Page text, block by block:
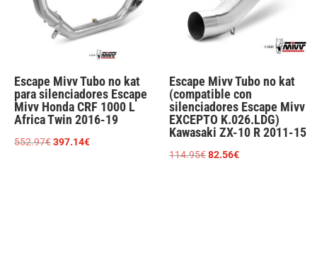
Escape Mivv Tubo no kat
para silenciadores Escape
Mivv Honda CRF 1000 L
Africa Twin 2016-19
552.97€El
397.14€El
Escape Mivv Tubo no kat
(compatible con
silenciadores Escape Mivv
EXCEPTO K.026.LDG)
Kawasaki ZX-10 R 2011-15
114.95€El
82.56€El